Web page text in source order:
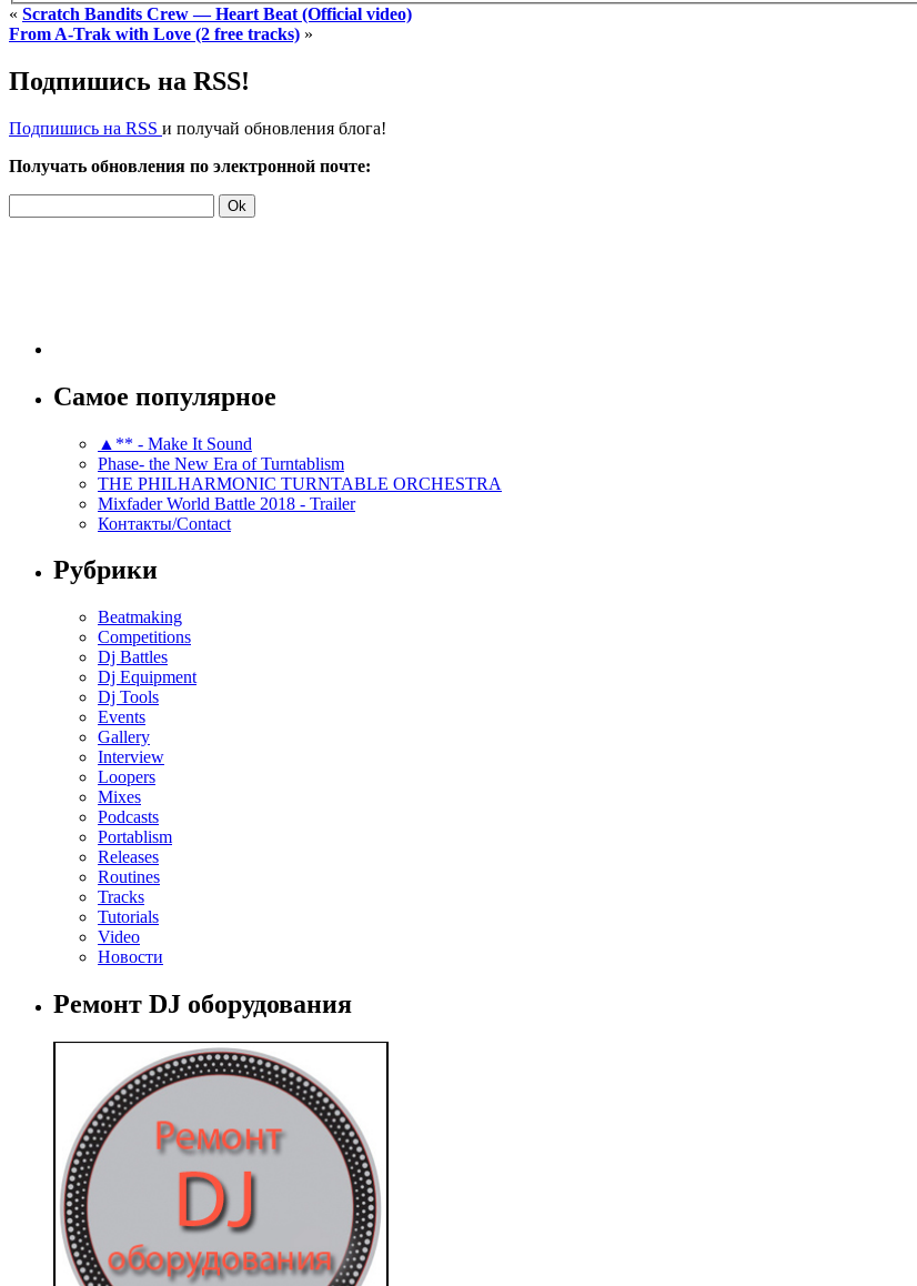
« Scratch Bandits Crew — Heart Beat (Official video)
From A-Trak with Love (2 free tracks) »
Подпишись на RSS!
Подпишись на RSS и получай обновления блога!
Получать обновления по электронной почте:
Самое популярное
▲** - Make It Sound
Phase- the New Era of Turntablism
THE PHILHARMONIC TURNTABLE ORCHESTRA
Mixfader World Battle 2018 - Trailer
Контакты/Contact
Рубрики
Beatmaking
Competitions
Dj Battles
Dj Equipment
Dj Tools
Events
Gallery
Interview
Loopers
Mixes
Podcasts
Portablism
Releases
Routines
Tracks
Tutorials
Video
Новости
Ремонт DJ оборудования